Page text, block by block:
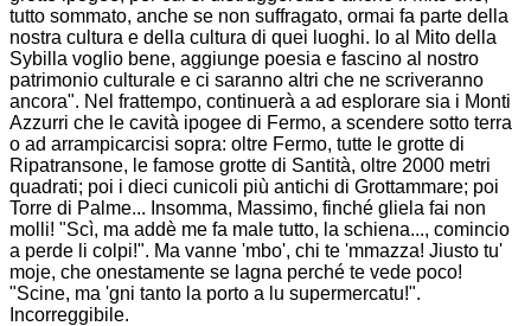
tutto sommato, anche se non suffragato, ormai fa parte della
nostra cultura e della cultura di quei luoghi. Io al Mito della
Sybilla voglio bene, aggiunge poesia e fascino al nostro
patrimonio culturale e ci saranno altri che ne scriveranno
ancora". Nel frattempo, continuerà a ad esplorare sia i Monti
Azzurri che le cavità ipogee di Fermo, a scendere sotto terra
o ad arrampicarcisi sopra: oltre Fermo, tutte le grotte di
Ripatransone, le famose grotte di Santità, oltre 2000 metri
quadrati; poi i dieci cunicoli più antichi di Grottammare; poi
Torre di Palme... Insomma, Massimo, finché gliela fai non
molli! "Scì, ma addè me fa male tutto, la schiena..., comincio
a perde li colpi!". Ma vanne 'mbo', chi te 'mmazza! Jiusto tu'
moje, che onestamente se lagna perché te vede poco!
"Scine, ma 'gni tanto la porto a lu supermercatu!".
Incorreggibile.